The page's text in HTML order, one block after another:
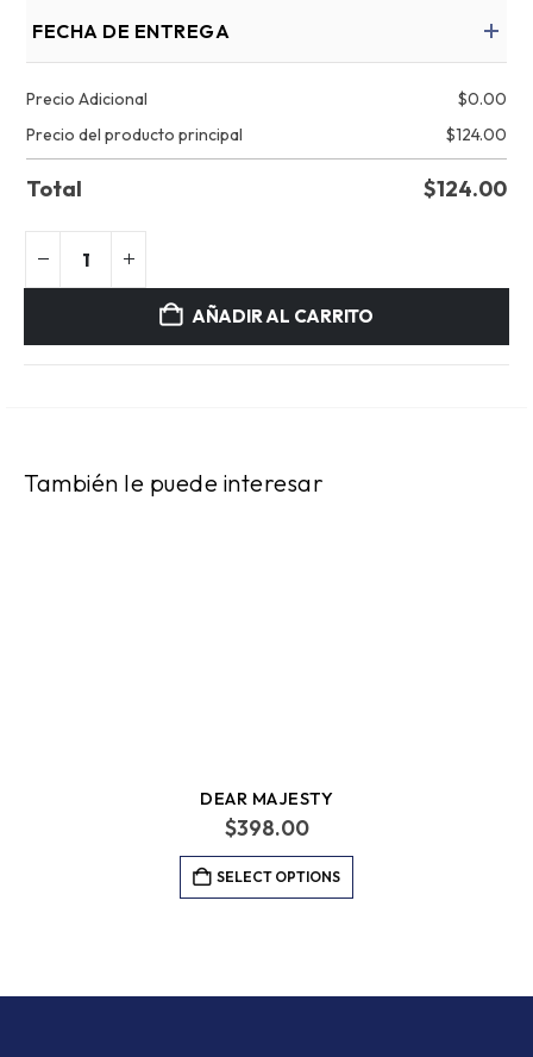
FECHA DE ENTREGA
Precio Adicional $0.00
Precio del producto principal
$124.00
Total $124.00
AÑADIR AL CARRITO
También le puede interesar
DEAR MAJESTY
$398.00
SELECT OPTIONS